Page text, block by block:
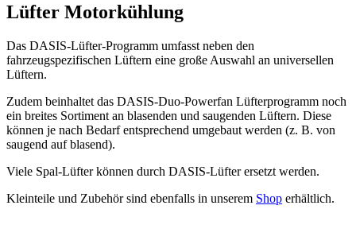
Lüfter Motorkühlung
Das DASIS-Lüfter-Programm umfasst neben den
fahrzeugspezifischen Lüftern eine große Auswahl an universellen
Lüftern.
Zudem beinhaltet das DASIS-Duo-Powerfan Lüfterprogramm noch
ein breites Sortiment an blasenden und saugenden Lüftern. Diese
können je nach Bedarf entsprechend umgebaut werden (z. B. von
saugend auf blasend).
Viele Spal-Lüfter können durch DASIS-Lüfter ersetzt werden.
Kleinteile und Zubehör sind ebenfalls in unserem Shop erhältlich.